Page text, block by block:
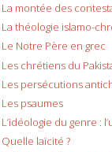
La montée des
La théologie islamo-
Le Notre Père en grec
Les chrétiens du
Les persécutions
Les psaumes
L’idéologie du genre :
Quelle laïcité ?